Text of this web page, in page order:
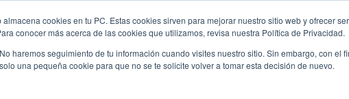
almacena cookies en tu PC. Estas cookies sirven para mejorar nuestro sitio web y ofrecer
conocer más acerca de las cookies que utilizamos, revisa nuestra Política de Privacidad.
No haremos seguimiento de tu información cuando visites nuestro sitio. Sin embargo, con el
solo una pequeña cookie para que no se te solicite volver a tomar esta decisión de nuevo.
Autos Comparador Promociones Blog Eventos